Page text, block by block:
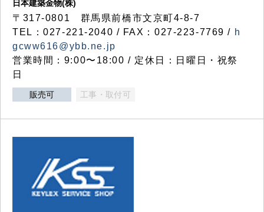
日本建築金物(株)
〒317‐0801 群馬県前橋市文京町4-8-7
TEL：027-221-2040 / FAX：027-223-7769 / h
gcww616@ybb.ne.jp
営業時間：9:00〜18:00 / 定休日：日曜日・祝祭
日
販売可 工事・取付可